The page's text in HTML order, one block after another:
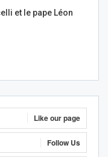
et le pape Léon
Like our page
Follow Us